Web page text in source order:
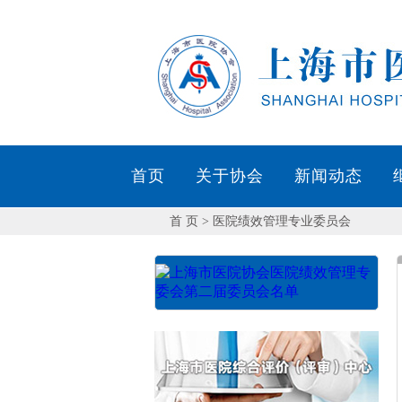
首页 关于协会 新闻动态
首 页 > 医院绩效管理专业委员会